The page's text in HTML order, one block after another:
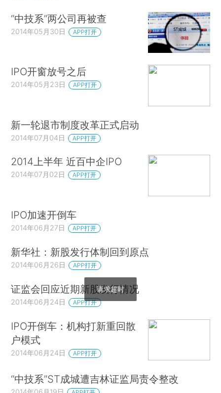
“中技系”两公司再被查
2014年05月30日 APP打开
IPO开窗放号之后
2014年05月23日 APP打开
新一轮退市制度改革正式启动
2014年07月04日 APP打开
2014上半年 近百中企IPO
2014年07月02日 APP打开
IPO加速开倒车
2014年06月27日 APP打开
新华社：新股发行体制回到原点
2014年06月26日 APP打开
证监会回应近期新股发行情况
2014年06月24日 APP打开
IPO开倒车：机构打新重回散
户模式
2014年06月24日 APP打开
“中技系”ST成城遭吉林证监局责令整改
请求超时